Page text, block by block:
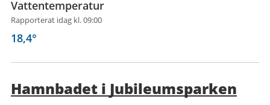
Vattentemperatur
Rapporterat idag kl. 09:00
18,4°
Hamnbadet i Jubileumsparken